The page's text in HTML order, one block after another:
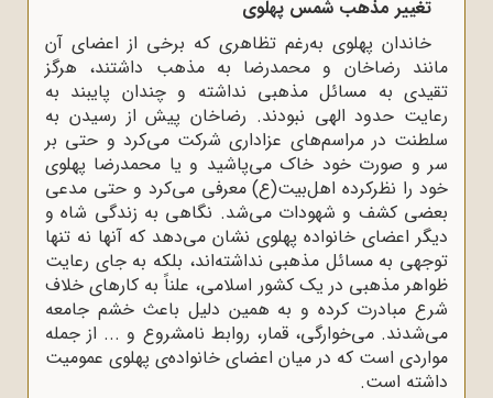
تغییر مذهب شمس پهلوی
خاندان پهلوی به‌رغم تظاهری که برخی از اعضای آن
مانند رضاخان و محمدرضا به مذهب داشتند، هرگز
تقیدی به مسائل مذهبی نداشته و چندان پایبند به
رعایت حدود الهی نبودند. رضاخان پیش از رسیدن به
سلطنت در مراسم‌های عزاداری شرکت می‌کرد و حتی بر
سر و صورت خود خاک می‌پاشید و یا محمدرضا پهلوی
خود را نظرکرده اهل‌بیت(ع) معرفی می‌کرد و حتی مدعی
بعضی کشف و شهودات می‌شد. نگاهی به زندگی شاه و
دیگر اعضای خانواده پهلوی نشان می‌دهد که آنها نه تنها
توجهی به مسائل مذهبی نداشته‌اند، بلکه به جای رعایت
ظواهر مذهبی در یک کشور اسلامی، علناً به کارهای خلاف
شرع مبادرت کرده و به همین دلیل باعث خشم جامعه
می‌شدند. می‌خوارگی، قمار، روابط نامشروع و ... از جمله
مواردی است که در میان اعضای خانواده‌ی پهلوی عمومیت
داشته است.